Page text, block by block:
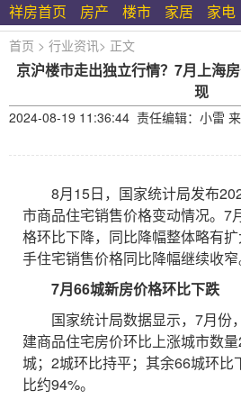
祥房首页 房产 楼市 家居 家电
首页 > 行业资讯> 正文
京沪楼市走出独立行情？7月上海
现
2024-08-19 11:36:44 责任编辑：小雷
8月15日，国家统计局发布
市商品住宅销售价格变动情况。7
格环比下降，同比降幅整体略有
手住宅销售价格同比降幅继续收窄
7月66城新房价格环比下跌
国家统计局数据显示，7月份
建商品住宅房价环比上涨城市数
城；2城环比持平；其余66城环比
比约94%。